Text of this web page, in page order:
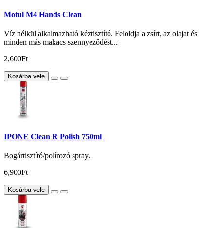
Motul M4 Hands Clean
Víz nélkül alkalmazható kéztisztító. Feloldja a zsírt, az olajat és
minden más makacs szennyeződést...
2,600Ft
Kosárba vele
IPONE Clean R Polish 750ml
Bogártisztító/polírozó spray..
6,900Ft
Kosárba vele